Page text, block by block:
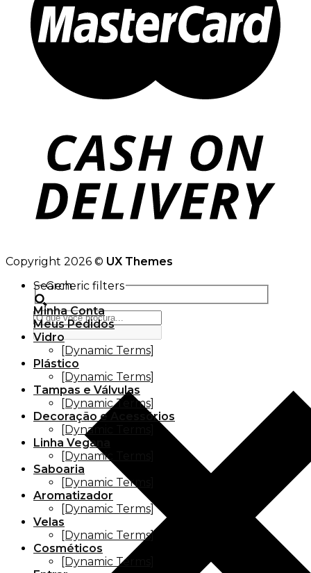
Copyright 2026 © UX Themes
Search
Generic filters
Minha Conta
Meus Pedidos
Vidro
[Dynamic Terms]
Plástico
[Dynamic Terms]
Tampas e Válvulas
[Dynamic Terms]
Decoração e Acessórios
[Dynamic Terms]
Linha Vegana
[Dynamic Terms]
Saboaria
[Dynamic Terms]
Aromatizador
[Dynamic Terms]
Velas
[Dynamic Terms]
Cosméticos
[Dynamic Terms]